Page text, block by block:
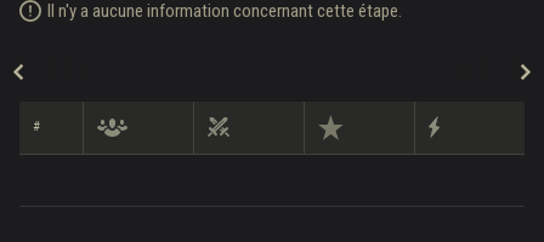
Il n'y a aucune information concernant cette étape.
#